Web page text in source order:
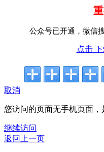
公众号已开通，微信
点击
取消
您访问的页面无手机页面，
继续访问
返回上一页